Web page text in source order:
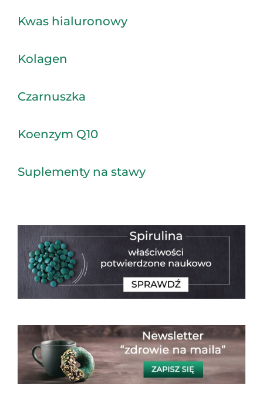
Kwas hialuronowy
Kolagen
Czarnuszka
Koenzym Q10
Suplementy na stawy